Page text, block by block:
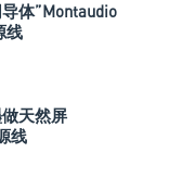
体”Montaudio
线
天然屏
线